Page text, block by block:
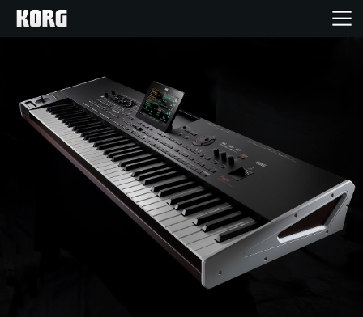
Productos
Características